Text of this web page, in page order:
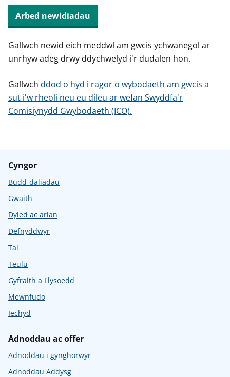
Arbed newidiadau
Gallwch newid eich meddwl am gwcis ychwanegol ar
unrhyw adeg drwy ddychwelyd i'r dudalen hon.
Gallwch ddod o hyd i ragor o wybodaeth am gwcis a
sut i'w rheoli neu eu dileu ar wefan Swyddfa'r
Comisiynydd Gwybodaeth (ICO).
Cyngor
Budd-daliadau
Gwaith
Dyled ac arian
Defnyddwyr
Tai
Teulu
Gyfraith a Llysoedd
Mewnfudo
Iechyd
Adnoddau ac offer
Adnoddau i gynghorwyr
Adnoddau Addysg